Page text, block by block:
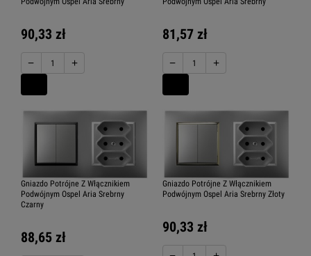
90,33 zł
− +
81,57 zł
− +
Gniazdo Potrójne Z Włącznikiem
Podwójnym Ospel Aria Srebrny
Czarny
88,65 zł
Gniazdo Potrójne Z Włącznikiem
Podwójnym Ospel Aria Srebrny Złoty
90,33 zł